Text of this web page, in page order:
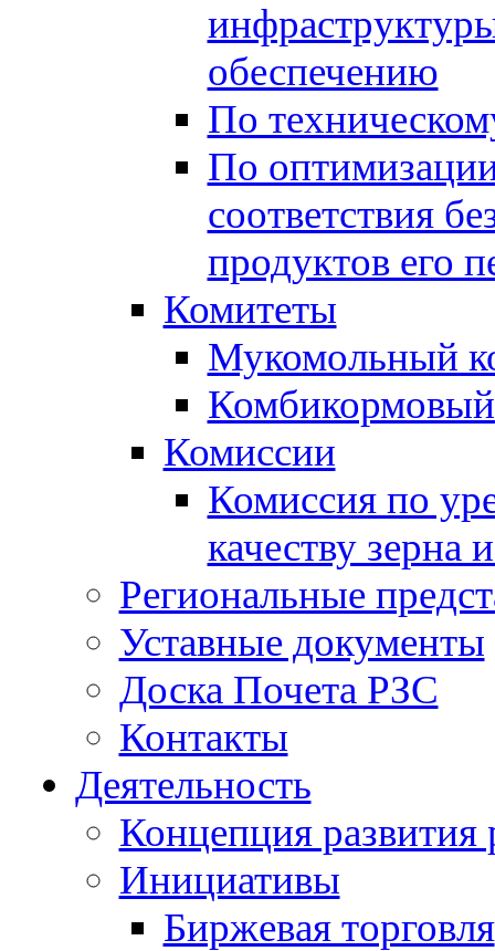
обеспечению
По
По
соответствия
продуктов его
Комитеты
Мукомольный
Комиссии
Комиссия по
качеству зерна
Региональные
Уставные документы
Доска Почета РЗС
Контакты
Деятельность
Концепция развития
Инициативы
Биржевая торговля